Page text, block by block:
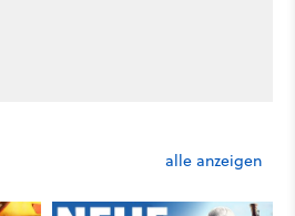
alle anzeigen